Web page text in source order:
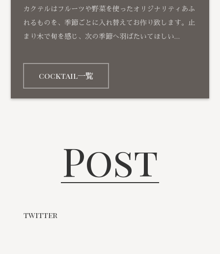
カクテルはフルーツや野菜を使ったオリジナリティあふ
れるものを、季節ごとに入れ替えてお作り致します。止
まり木で旬を感じ、次の季節へ羽ばたいてほしい…
cocktail一覧
Post
twitter